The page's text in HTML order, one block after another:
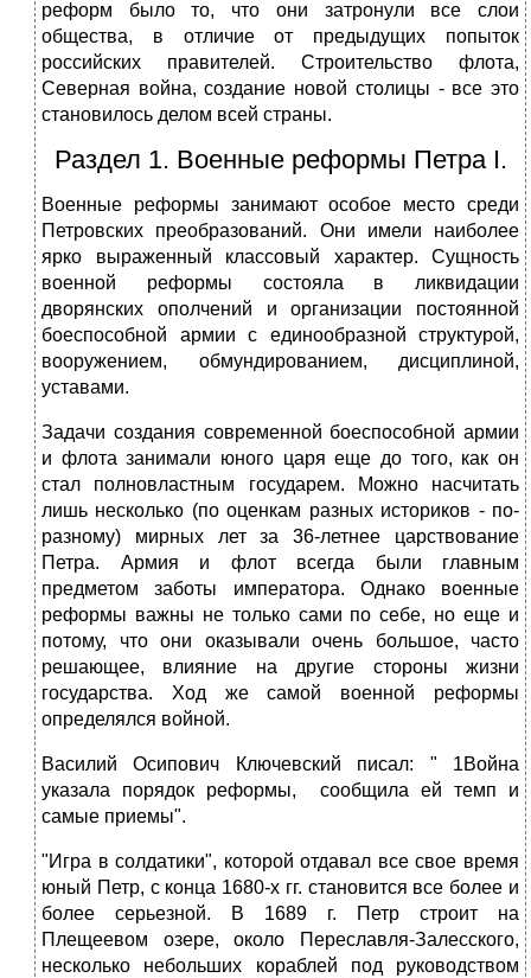
реформ было то, что они затронули все слои
общества, в отличие от предыдущих попыток
российских правителей. Строительство флота,
Северная война, создание новой столицы - все это
становилось делом всей страны.
Раздел 1. Военные реформы Петра I.
Военные реформы занимают особое место среди
Петровских преобразований. Они имели наиболее
ярко выраженный классовый характер. Сущность
военной реформы состояла в ликвидации
дворянских ополчений и организации постоянной
боеспособной армии с единообразной структурой,
вооружением, обмундированием, дисциплиной,
уставами.
Задачи создания современной боеспособной армии
и флота занимали юного царя еще до того, как он
стал полновластным государем. Можно насчитать
лишь несколько (по оценкам разных историков - по-
разному) мирных лет за 36-летнее царствование
Петра. Армия и флот всегда были главным
предметом заботы императора. Однако военные
реформы важны не только сами по себе, но еще и
потому, что они оказывали очень большое, часто
решающее, влияние на другие стороны жизни
государства. Ход же самой военной реформы
определялся войной.
Василий Осипович Ключевский писал: " 1Война
указала порядок реформы, сообщила ей темп и
самые приемы".
"Игра в солдатики", которой отдавал все свое время
юный Петр, с конца 1680-х гг. становится все более и
более серьезной. В 1689 г. Петр строит на
Плещеевом озере, около Переславля-Залесского,
несколько небольших кораблей под руководством